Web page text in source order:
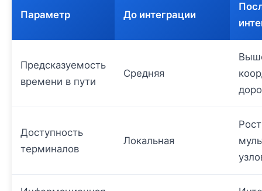
Параметр До интеграции
Предсказуемость
времени в пути
Средняя
Доступность
терминалов
Локальная